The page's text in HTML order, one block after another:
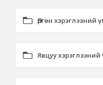
Өргөн хэрэглээний
Явцуу хэрэглээний